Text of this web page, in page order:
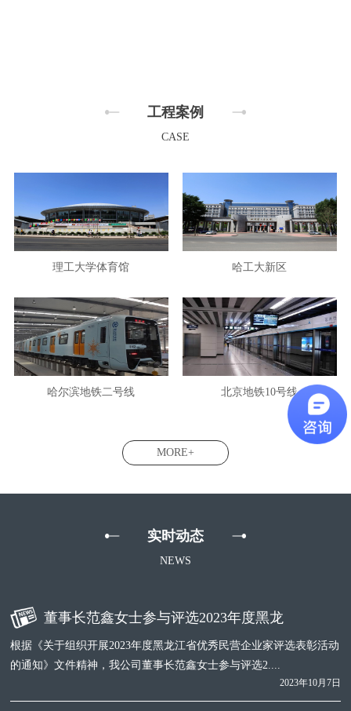
工程案例
CASE
理工大学体育馆 哈工大新区
哈尔滨地铁二号线 北京地铁10号线
MORE+
实时动态
NEWS
董事长范鑫女士参与评选2023年度黑龙
根据《关于组织开展2023年度黑龙江省优秀民营企业家评选表彰活动
的通知》文件精神，我公司董事长范鑫女士参与评选2....
2023年10月7日